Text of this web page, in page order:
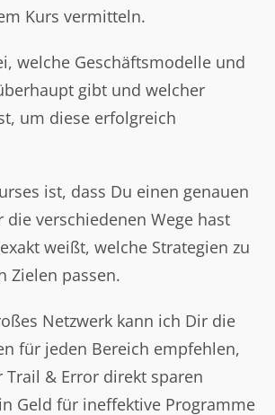
Kurs vermitteln.
welche Geschäftsmodelle und
gibt und welcher
um diese erfolgreich
ist, dass Du einen genauen
die verschiedenen Wege hast
weißt, welche Strategien zu
Zielen passen.
Netzwerk kann ich Dir die
für jeden Bereich empfehlen,
Trail & Error direkt sparen
Geld für ineffektive Programme